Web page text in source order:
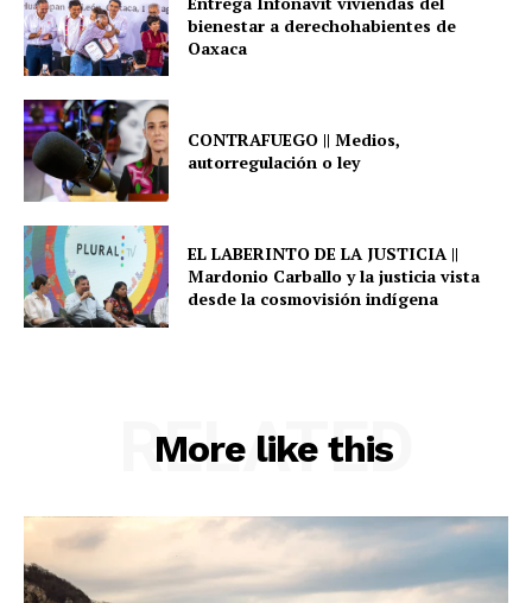
bienestar a derechohabientes de
Oaxaca
CONTRAFUEGO || Medios,
autorregulación o ley
EL LABERINTO DE LA JUSTICIA ||
Mardonio Carballo y la justicia vista
desde la cosmovisión indígena
More like this
RELATED